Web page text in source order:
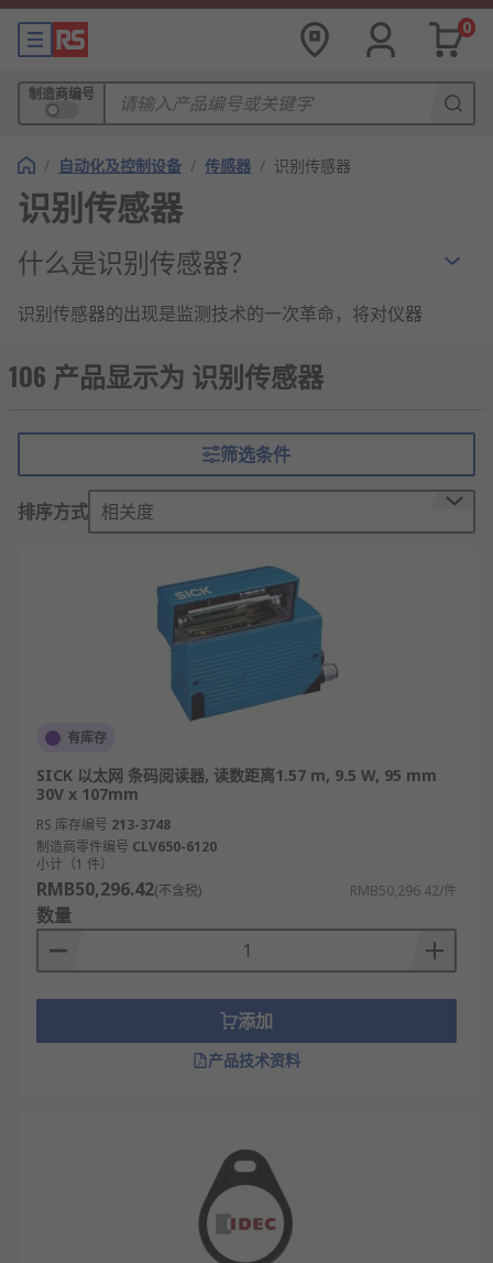
0
制造商编号
/ 自动化及控制设备 / 传感器 / 识别传感器
识别传感器
什么是识别传感器？
识别传感器的出现是监测技术的一次革命，将对仪器
带来了根本的改变。智能识别传感器内存有仪器的各
项参数及编号，并可植入安装人员、安装时间、安装
自动交互，实现监测工作的无纸化，方便数据的快速
查询统计计算。
识别传感器的光学技术
RS 欧时为您提供了不同品牌的识别传感器，如
Microscan
的产品供您挑选，从而满足不同的应用场景需求。欢
迎查看和订购RS 欧时的识别传感器及相关产品，现
货订购24小时内发货，线上下单免运费。
106 产品显示为 识别传感器
筛选条件
排序方式 相关度
有库存
SICK 以太网 条码阅读器, 读数距离1.57 m, 9.5 W, 95 mm
30V x 107mm
RS 库存编号 213-3748
制造商零件编号 CLV650-6120
小计（1 件）
RMB50,296.42(不含税) RMB50,296.42/件
数量
添加
产品技术资料